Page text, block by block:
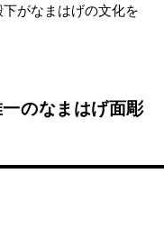
がなまはげの文化を
のなまはげ面彫